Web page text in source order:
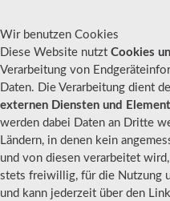
Wir benutzen Cookies
Diese Website nutzt Cookies
Verarbeitung von
Daten. Die Verarbeitung dient
externen Diensten und
werden dabei Daten an Dritte
Ländern, in denen kein
und von diesen verarbeitet
stets freiwillig, für die Nutzung
und kann jederzeit über den